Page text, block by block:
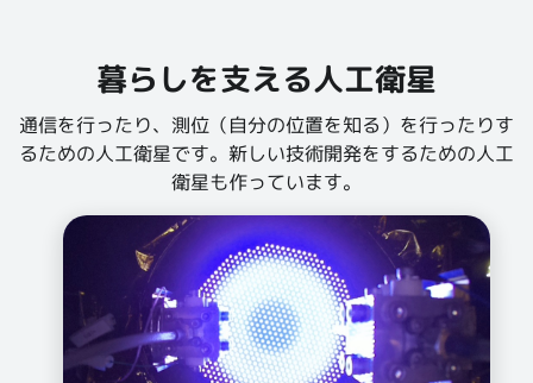
暮らしを支える人工衛星
通信を行ったり、測位（自分の位置を知る）を行ったりす
るための人工衛星です。新しい技術開発をするための人工
衛星も作っています。